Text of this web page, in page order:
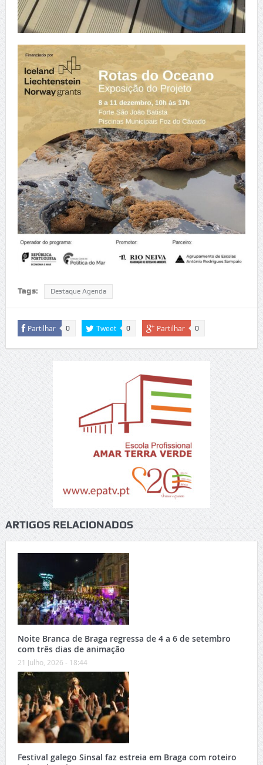
Tags: Destaque Agenda
Partilhar 0 Tweet 0 Partilhar 0
ARTIGOS RELACIONADOS
Noite Branca de Braga regressa de 4 a 6 de setembro
com três dias de animação
21 Julho, 2026 - 18:44
Festival galego Sinsal faz estreia em Braga com roteiro